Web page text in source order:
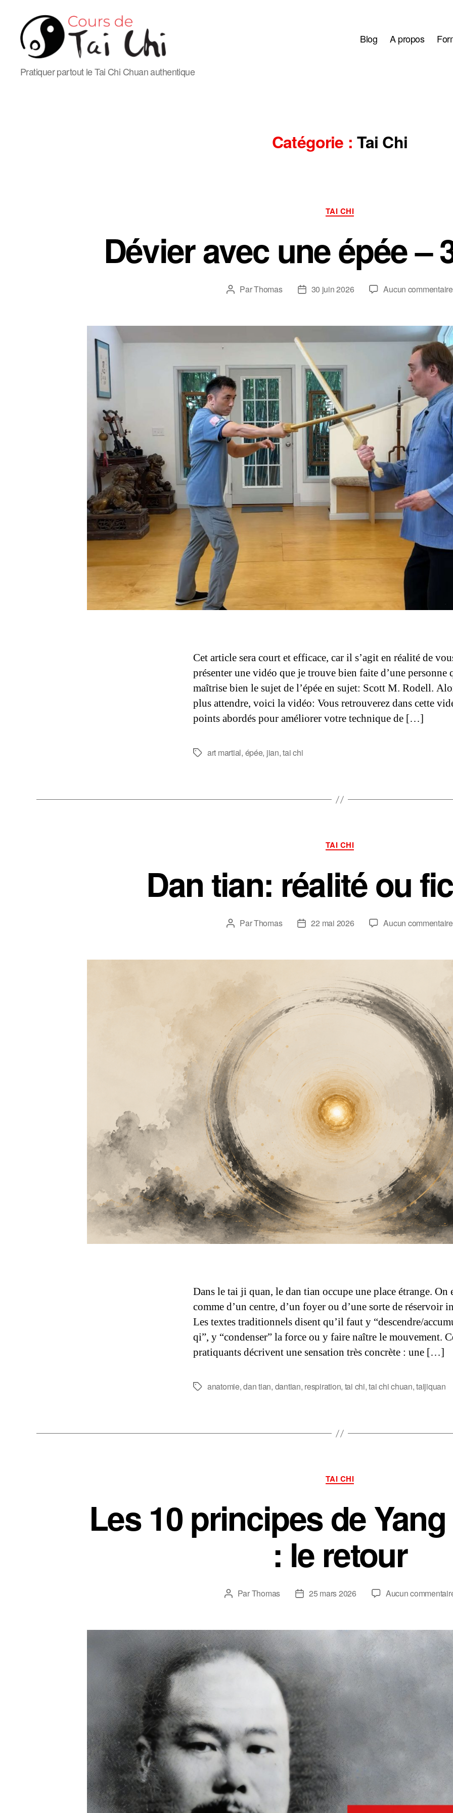
de
Pratiquer partout le Tai Chi Chuan authentique
Blog A propos
Catégorie : Tai Chi
Catégories
TAI CHI
Dévier avec une épée –
Auteur
ParThomas
Date30 juin 2026 Aucun commentaire
Cet article sera court et efficace, car il s’agit en réalité de
présenter une vidéo que je trouve bien faite d’une personne
maîtrise bien le sujet de l’épée en sujet: Scott M. Rodell.
plus attendre, voici la vidéo: Vous retrouverez dans cette
points abordés pour améliorer votre technique de […]
Étiquettes
art martial, épée, jian,tai chi
Catégories
TAI CHI
Dan tian: réalité ou
Auteur
ParThomas
Date22 mai 2026 Aucun commentaire
Dans le tai ji quan, le dan tian occupe une place étrange. On
comme d’un centre, d’un foyer ou d’une sorte de réservoir
Les textes traditionnels disent qu’il faut y “descendre/
qi”, y “condenser” la force ou y faire naître le mouvement.
pratiquants décrivent une sensation très concrète : une […]
Étiquettes
anatomie,dan tian, dantian, respiration, tai chi,tai chi chuan,taijiquan
Catégories
TAI CHI
Les 10 principes de
: le retour
Auteur
ParThomas
Date25 mars 2026 Aucun